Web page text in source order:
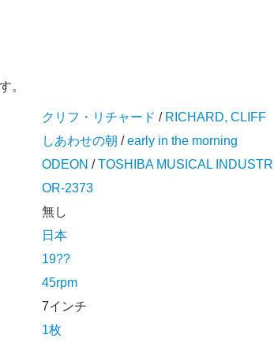
。
クリフ・リチャード / RICHARD, CLIFF
しあわせの朝 /early in the morning
ODEON /TOSHIBA MUSICAL
OR-2373
無し
日本
19??
45rpm
7インチ
1枚